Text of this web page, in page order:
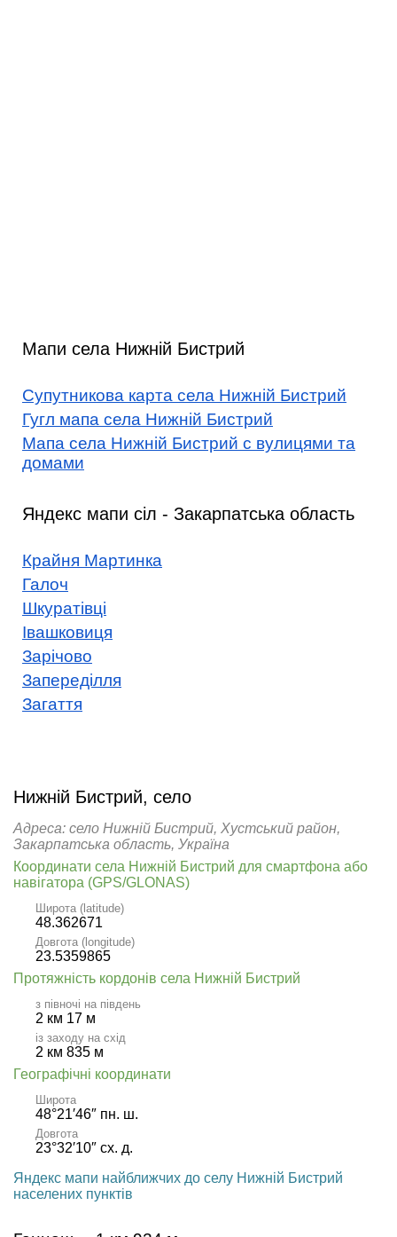
Мапи села Нижній Бистрий
Супутникова карта села Нижній Бистрий
Гугл мапа села Нижній Бистрий
Мапа села Нижній Бистрий с вулицями та
домами
Яндекс мапи сіл - Закарпатська область
Крайня Мартинка
Галоч
Шкуратівці
Івашковиця
Зарічово
Запереділля
Загаття
Нижній Бистрий, село
Адреса: село Нижній Бистрий, Хустський район,
Закарпатська область, Україна
Координати села Нижній Бистрий для смартфона або
навігатора (GPS/GLONAS)
Широта (latitude)
48.362671
Довгота (longitude)
23.5359865
Протяжність кордонів села Нижній Бистрий
з півночі на південь
2 км 17 м
із заходу на схід
2 км 835 м
Географічні координати
Широта
48°21′46″ пн. ш.
Довгота
23°32′10″ сх. д.
Яндекс мапи найближчих до селу Нижній Бистрий
населених пунктів